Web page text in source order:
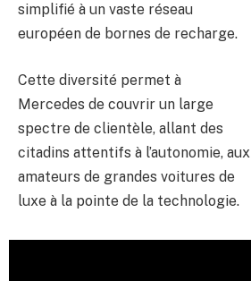
simplifié à un vaste réseau
européen de bornes de recharge.
Cette diversité permet à
Mercedes de couvrir un large
spectre de clientèle, allant des
citadins attentifs à l’autonomie, aux
amateurs de grandes voitures de
luxe à la pointe de la technologie.